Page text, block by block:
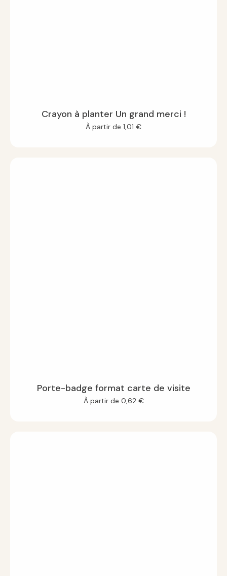
Crayon à planter Un grand merci !
À partir de 1,01 €
Porte-badge format carte de visite
À partir de 0,62 €